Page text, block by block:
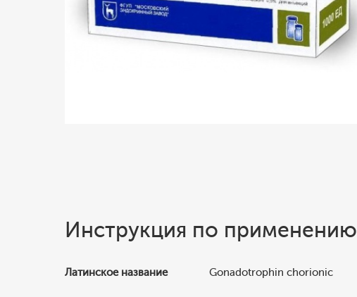
Инструкция по применению
Латинское название Gonadotrophin chorionic